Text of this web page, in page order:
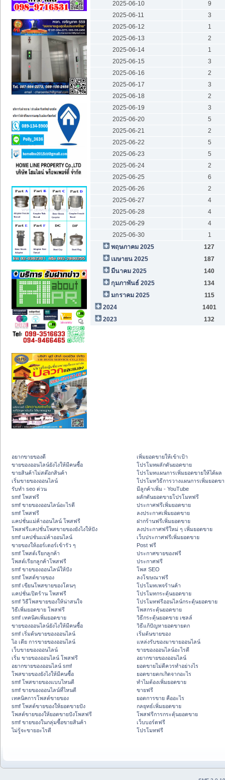
2025-06-10
9
2025-06-11
3
2025-06-12
1
2025-06-13
2
2025-06-14
1
2025-06-15
3
2025-06-16
2
2025-06-17
3
2025-06-18
2
2025-06-19
3
2025-06-20
5
2025-06-21
2
2025-06-22
5
2025-06-23
5
2025-06-24
2
2025-06-25
6
2025-06-26
2
2025-06-27
4
2025-06-28
4
2025-06-29
4
2025-06-30
1
พฤษภาคม 2025
127
เมษายน 2025
187
มีนาคม 2025
140
กุมภาพันธ์ 2025
134
มกราคม 2025
115
2024
1401
2023
132
อยากขายของดี
ขายของออนไลน์ยังไงให้มีคนซื้อ
ขายสินค้าไม่สต๊อกสินค้า
เริ่มขายของออนไลน์
รับทำ seo ด่วน
smf โพสฟรี
smf ขายของออนไลน์อะไรดี
smf โพสฟรี
แคปชั่นแม่ค้าออนไลน์ โพสฟรี
โพสฟรีแคปชั่นโพสขายของยังไงให้ปัง
smf แคปชั่นแม่ค้าออนไลน์
ขายของให้ออร์เดอร์เข้ารัว ๆ
smf โพสต์เรียกลูกค้า
โพสต์เรียกลูกค้าโพสฟรี
smf ขายของออนไลน์ให้ปัง
smf โพสต์ขายของ
smf เขียนโพสขายของโดนๆ
แคปชั่นเปิดร้าน โพสฟรี
smf วิธีโพสขายของให้น่าสนใจ
วิธีเพิ่มยอดขาย โพสฟรี
smf เทคนิคเพิ่มยอดขาย
ขายของออนไลน์ยังไงให้มีคนซื้อ
smf เริ่มต้นขายของออนไลน์
ไอ เดีย การขายของออนไลน์
เว็บขายของออนไลน์
เริ่ม ขายของออนไลน์ โพสฟรี
อยากขายของออนไลน์ smf
โพสขายของยังไงให้มีคนซื้อ
smf โพสขายของแบบไหนดี
smf ขายของออนไลน์ที่ไหนดี
เทคนิคการโพสต์ขายของ
smf โพสต์ขายของให้ยอดขายปัง
โพสต์ขายของให้ยอดขายปังโพสฟรี
smf ขายของในกลุ่มซื้อขายสินค้า
ไม่รู้จะขายอะไรดี
เพิ่มยอดขายให้เข้าเป้า
โปรโมทผลักดันยอดขาย
โปรโมทแผนการเพิ่มยอดขายให้ได้ผล
โปรโมทวิธีการวางแผนการเพิ่มยอดข
มีลูกค้าเพิ่ม - YouTube
ผลักดันยอดขายโปรโมทฟรี
ประกาศฟรีเพิ่มยอดขาย
ลงประกาศเพิ่มยอดขาย
ฝากร้านฟรีเพิ่มยอดขาย
ลงประกาศฟรีใหม่ ๆ เพิ่มยอดขาย
เว็บประกาศฟรีเพิ่มยอดขาย
Post ฟรี
ประกาศขายของฟรี
ประกาศฟรี
โพส SEO
ลงโฆษณาฟรี
โปรโมทเพจร้านค้า
โปรโมทกระตุ้นยอดขาย
โปรโมทฟรีออนไลน์กระตุ้นยอดขาย
โพสกระตุ้นยอดขาย
วิธีกระตุ้นยอดขาย เซลล์
วิธีแก้ปัญหายอดขายตก
เริ่มต้นขายของ
แหล่งรับของมาขายออนไลน์
ขายของออนไลน์อะไรดี
อยากขายของออนไลน์
ยอดขายไม่ดีควรทำอย่างไร
ยอดขายตกเกิดจากอะไร
ทำไมต้องเพิ่มยอดขาย
ขายฟรี
ยอดการขาย คืออะไร
กลยุทธ์เพิ่มยอดขาย
โพสฟรีการกระตุ้นยอดขาย
เว็บบอร์ดฟรี
โปรโมทฟรี